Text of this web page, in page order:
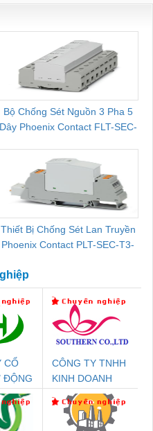
CHUA CHAY
Bộ Chống Sét Nguồn 3 Pha 5
Dây Phoenix Contact FLT-SEC-
Thiết Bị Chống Sét Lan Truyền
Phoenix Contact PLT-SEC-T3-
CỔ
ĐỘNG
CÔNG TY TNHH
KINH DOANH
DỊCH VỤ XNK
PHƯƠNG NAM